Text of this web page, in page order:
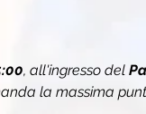
, all'ingresso del
la massima